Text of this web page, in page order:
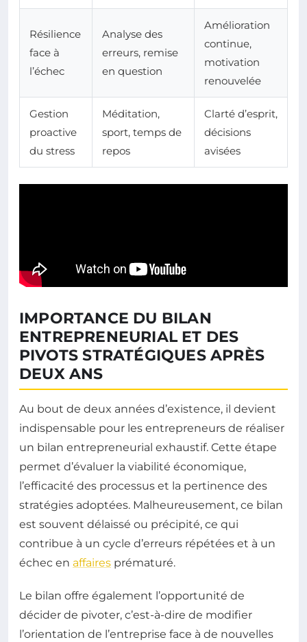
Résilience
face à
l’échec
Analyse des
erreurs, remise
en question
Amélioration
continue,
motivation
renouvelée
Gestion
proactive
du stress
Méditation,
sport, temps de
repos
Clarté d’esprit,
décisions
avisées
IMPORTANCE DU BILAN
ENTREPRENEURIAL ET DES
PIVOTS STRATÉGIQUES APRÈS
DEUX ANS
Au bout de deux années d’existence, il devient
indispensable pour les entrepreneurs de réaliser
un bilan entrepreneurial exhaustif. Cette étape
permet d’évaluer la viabilité économique,
l’efficacité des processus et la pertinence des
stratégies adoptées. Malheureusement, ce bilan
est souvent délaissé ou précipité, ce qui
contribue à un cycle d’erreurs répétées et à un
échec en affaires prématuré.
Le bilan offre également l’opportunité de
décider de pivoter, c’est-à-dire de modifier
l’orientation de l’entreprise face à de nouvelles